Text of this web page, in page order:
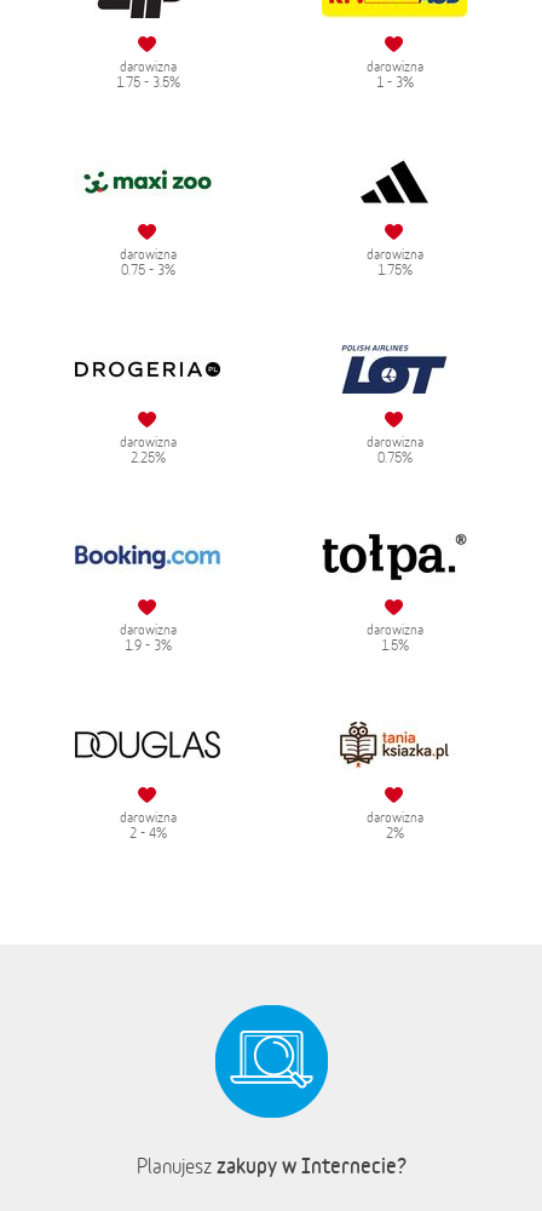
darowizna
1.75 - 3.5%
darowizna
1 - 3%
darowizna
0.75 - 3%
darowizna
1.75%
darowizna
2.25%
darowizna
0.75%
darowizna
1.9 - 3%
darowizna
1.5%
darowizna
2 - 4%
darowizna
2%
Planujesz zakupy w Internecie?